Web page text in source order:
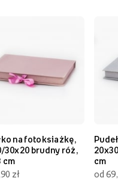
na fotoksiażkę,
30x20 brudny róż,
cm
zł
cm
od